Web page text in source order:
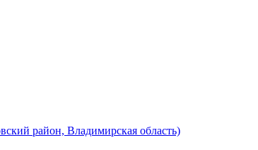
район, Владимирская область)